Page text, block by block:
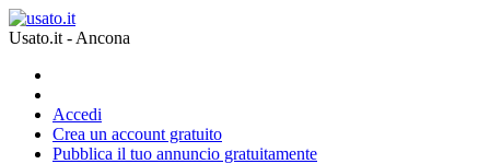
Usato.it - Ancona
Accedi
Crea un account gratuito
Pubblica il tuo annuncio gratuitamente